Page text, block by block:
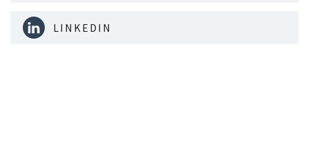
LINKEDIN